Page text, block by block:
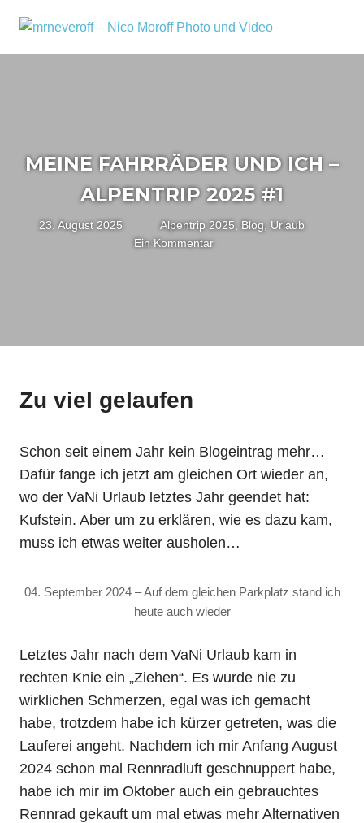
Inhalt
PHOTO
VIDEO
um
Kameraequipment
MEINE FAHRRÄDER UND ICH –
ALPENTRIP 2025 #1
23. August 2025 Nico
Alpentrip 2025 Blog, Urlaub
Ein Kommentar
Zu viel gelaufen
Schon seit einem Jahr kein Blogeintrag mehr…
Dafür fange ich jetzt am gleichen Ort wieder an,
wo der VaNi Urlaub letztes Jahr geendet hat:
Kufstein. Aber um zu erklären, wie es dazu kam,
muss ich etwas weiter ausholen…
04. September 2024 – Auf dem gleichen Parkplatz stand ich
heute auch wieder
Letztes Jahr nach dem VaNi Urlaub kam in
rechten Knie ein „Ziehen“. Es wurde nie zu
wirklichen Schmerzen, egal was ich gemacht
habe, trotzdem habe ich kürzer getreten, was die
Lauferei angeht. Nachdem ich mir Anfang August
2024 schon mal Rennradluft geschnuppert habe,
habe ich mir im Oktober auch ein gebrauchtes
Rennrad gekauft um mal etwas mehr Alternativen